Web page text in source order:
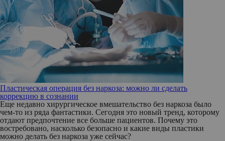
Пластическая операция без наркоза: можно ли сделать
коррекцию в сознании
Еще недавно хирургическое вмешательство без наркоза было
чем-то из ряда фантастики. Сегодня это новый тренд, которому
отдают предпочтение все больше пациентов. Почему это
востребовано, насколько безопасно и какие виды пластики
можно делать без наркоза уже сейчас?